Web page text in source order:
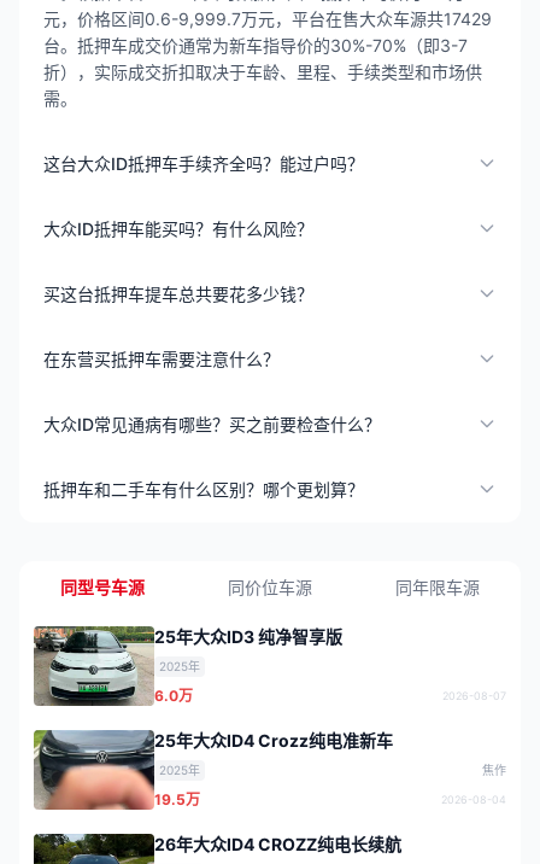
元，价格区间0.6-9,999.7万元，平台在售大众车源共17429
台。抵押车成交价通常为新车指导价的30%-70%（即3-7
折），实际成交折扣取决于车龄、里程、手续类型和市场供
需。
这台大众ID抵押车手续齐全吗？能过户吗？
大众ID抵押车能买吗？有什么风险？
买这台抵押车提车总共要花多少钱？
在东营买抵押车需要注意什么？
大众ID常见通病有哪些？买之前要检查什么？
抵押车和二手车有什么区别？哪个更划算？
同型号车源 同价位车源 同年限车源
25年大众ID3 纯净智享版
2025年
6.0万 2026-08-07
25年大众ID4 Crozz纯电准新车
2025年 焦作
19.5万 2026-08-04
26年大众ID4 CROZZ纯电长续航